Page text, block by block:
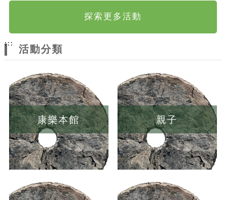
探索更多活動
:::
活動分類
康樂本館 親子